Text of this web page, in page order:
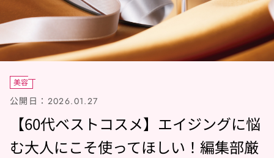
美容
公開日： 2026.01.27
【60代ベストコスメ】エイジングに悩
む大人にこそ使ってほしい！編集部厳